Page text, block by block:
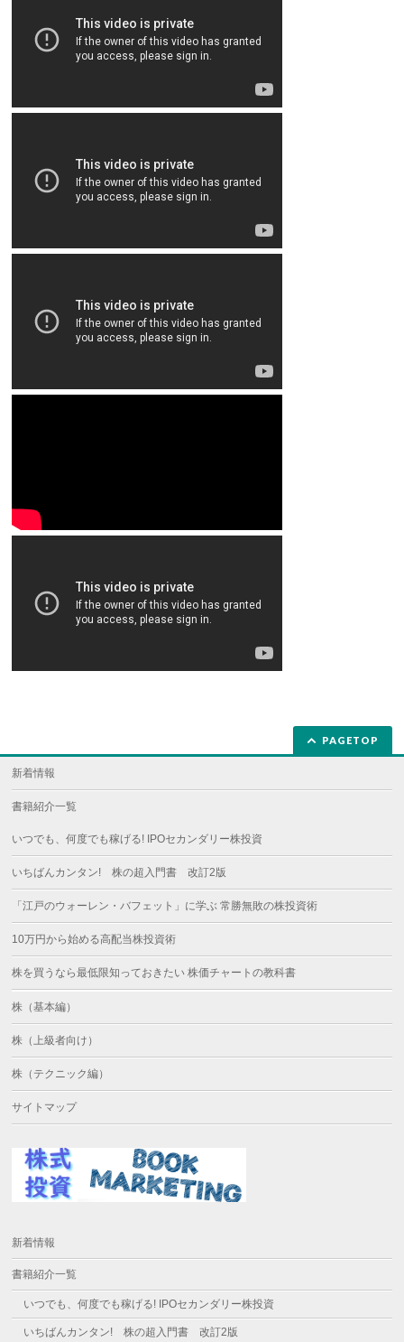
PAGETOP
新着情報
書籍紹介一覧
いつでも、何度でも稼げる! IPOセカンダリー株投資
いちばんカンタン! 株の超入門書 改訂2版
「江戸のウォーレン・バフェット」に学ぶ 常勝無敗の株投資術
10万円から始める高配当株投資術
株を買うなら最低限知っておきたい 株価チャートの教科書
株（基本編）
株（上級者向け）
株（テクニック編）
サイトマップ
新着情報
書籍紹介一覧
いつでも、何度でも稼げる! IPOセカンダリー株投資
いちばんカンタン! 株の超入門書 改訂2版